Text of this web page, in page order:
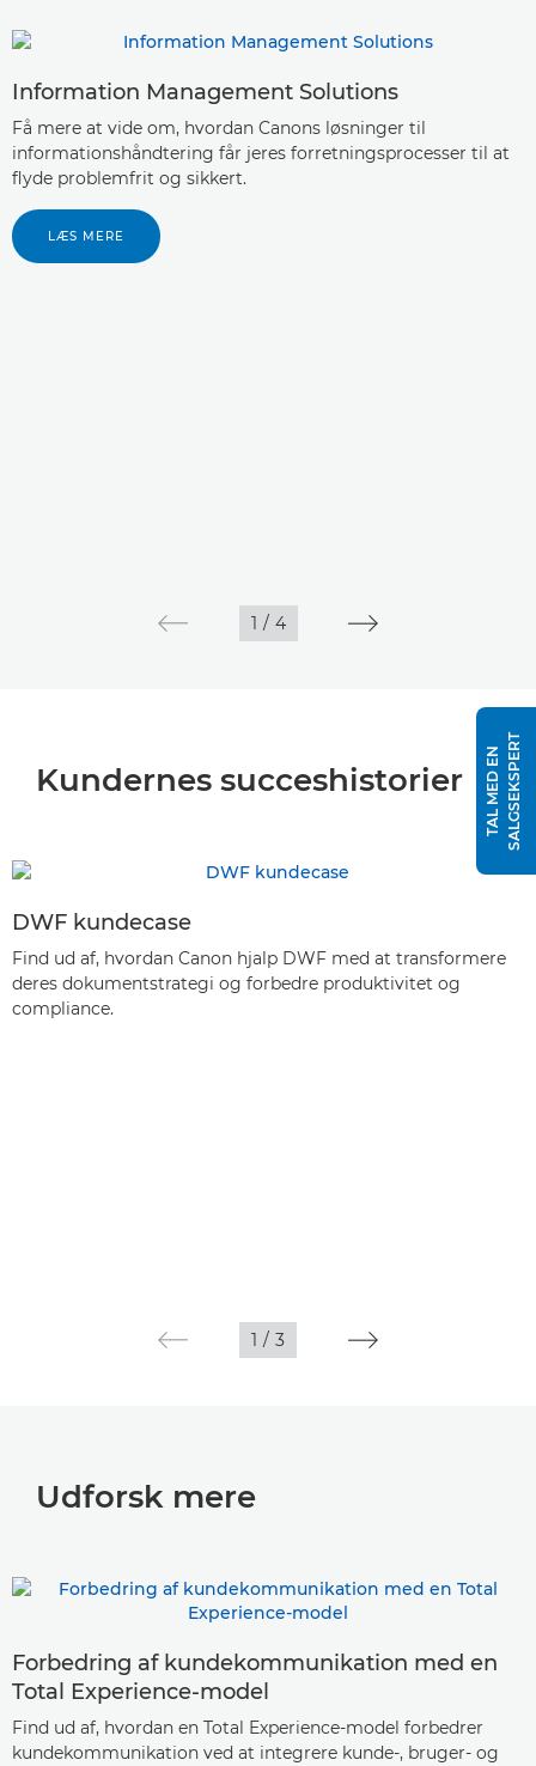
Information Management Solutions
Få mere at vide om, hvordan Canons løsninger til
informationshåndtering får jeres forretningsprocesser til at
flyde problemfrit og sikkert.
LÆS MERE
1 / 4
Kundernes succeshistorier
DWF kundecase
Find ud af, hvordan Canon hjalp DWF med at transformere
deres dokumentstrategi og forbedre produktivitet og
compliance.
1 / 3
Udforsk mere
Forbedring af kundekommunikation med en
Total Experience-model
Find ud af, hvordan en Total Experience-model forbedrer
kundekommunikation ved at integrere kunde-, bruger- og
T
A
L
M
E
D
E
N
S
A
L
G
S
E
K
S
P
E
RT